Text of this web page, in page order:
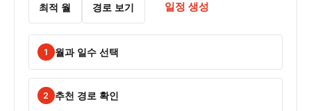
최적 월 경로 보기 일정 생성
1 월과 일수 선택
2 추천 경로 확인